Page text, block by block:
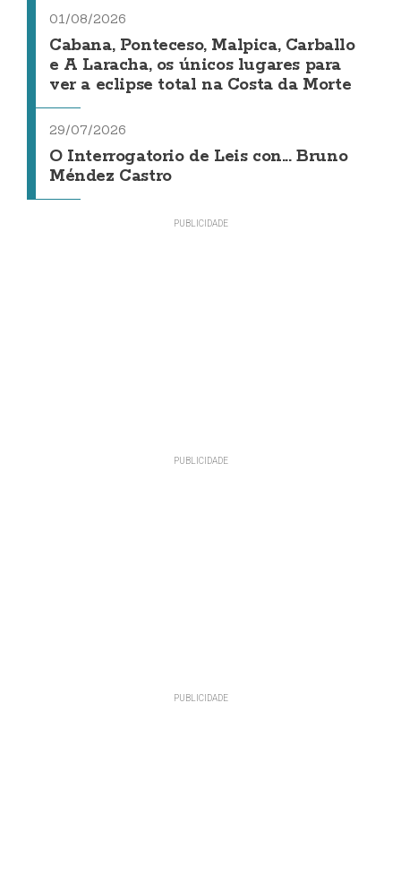
01/08/2026
Cabana, Ponteceso, Malpica, Carballo
e A Laracha, os únicos lugares para
ver a eclipse total na Costa da Morte
29/07/2026
O Interrogatorio de Leis con... Bruno
Méndez Castro